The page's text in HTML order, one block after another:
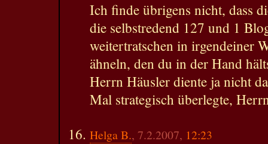
Ich finde übrigens nicht, dass
die selbstredend 127 und 1
weitertratschen in irgendeiner
ähneln, den du in der Hand
Herrn Häusler diente ja nicht
Mal strategisch überlegte,
Helga B., 7.2.2007, 12:23